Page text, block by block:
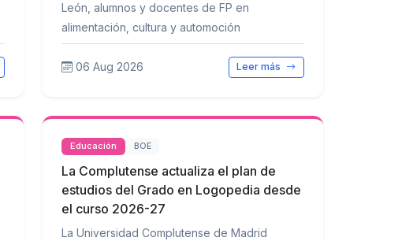
León, alumnos y docentes de FP en
alimentación, cultura y automoción
06 Aug 2026 Leer más
Educación BOE
La Complutense actualiza el plan de
estudios del Grado en Logopedia desde
el curso 2026-27
La Universidad Complutense de Madrid